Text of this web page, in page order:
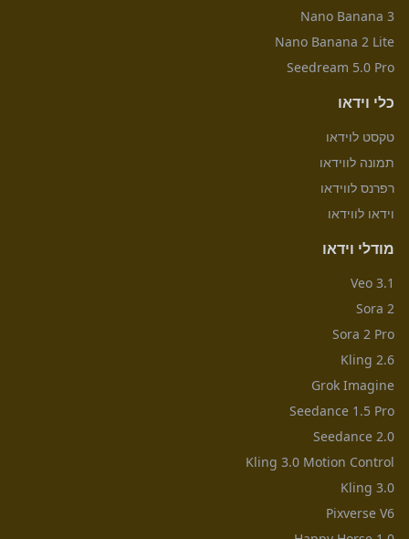
Nano Banana 3
Nano Banana 2 Lite
Seedream 5.0 Pro
כלי וידאו
טקסט לוידאו
תמונה לווידאו
רפרנס לווידאו
וידאו לווידאו
מודלי וידאו
Veo 3.1
Sora 2
Sora 2 Pro
Kling 2.6
Grok Imagine
Seedance 1.5 Pro
Seedance 2.0
Kling 3.0 Motion Control
Kling 3.0
Pixverse V6